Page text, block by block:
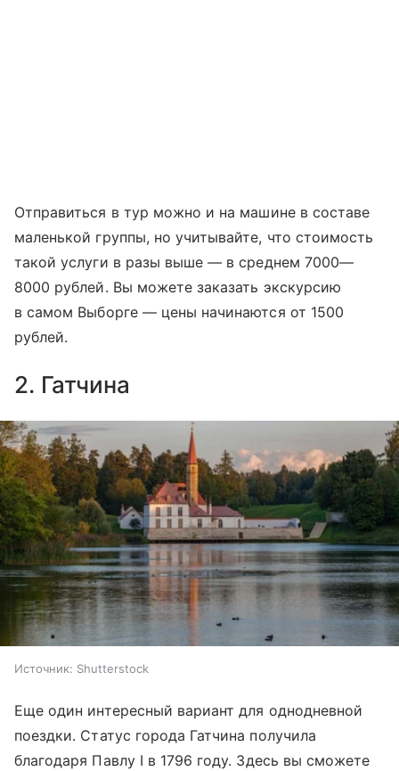
Отправиться в тур можно и на машине в составе
маленькой группы, но учитывайте, что стоимость
такой услуги в разы выше — в среднем 7000—
8000 рублей. Вы можете заказать экскурсию
в самом Выборге — цены начинаются от 1500
рублей.
2. Гатчина
Источник: Shutterstock
Еще один интересный вариант для однодневной
поездки. Статус города Гатчина получила
благодаря Павлу I в 1796 году. Здесь вы сможете